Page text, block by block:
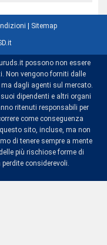
Sitemap
possono non essere
Non vengono forniti dalle
dagli agenti sul mercato.
dipendenti e altri organi
ritenuti responsabili per
come conseguenza
sito, incluse, ma non
di tenere sempre a mente
più rischiose forme di
considerevoli.